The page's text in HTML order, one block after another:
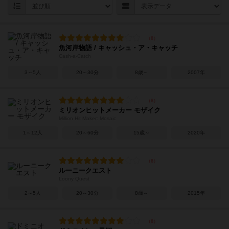
魚河岸物語 / キャッシュ・ア・キャッチ
3～5人 20～30分 8歳～ 2007年
ミリオンヒットメーカー モザイク
1～12人 20～60分 15歳～ 2020年
ルーニークエスト
2～5人 20～30分 8歳～ 2015年